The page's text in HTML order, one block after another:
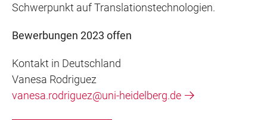
Schwerpunkt auf Translationstechnologien.
Bewerbungen 2023 offen
Kontakt in Deutschland
Vanesa Rodriguez
vanesa.rodriguez@uni-heidelberg.de